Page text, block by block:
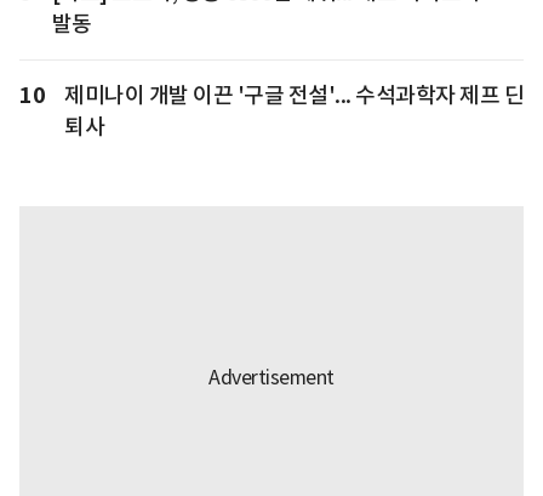
발동
10
제미나이 개발 이끈 '구글 전설'... 수석과학자 제프 딘
퇴사